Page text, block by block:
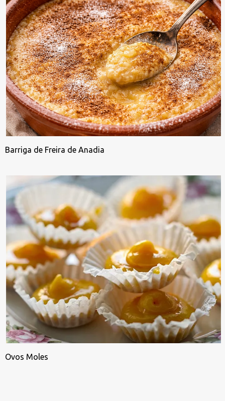
Barriga de Freira de Anadia
Ovos Moles